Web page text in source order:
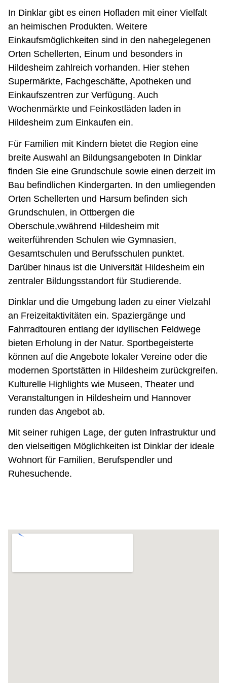
In Dinklar gibt es einen Hofladen mit einer Vielfalt
an heimischen Produkten. Weitere
Einkaufsmöglichkeiten sind in den nahegelegenen
Orten Schellerten, Einum und besonders in
Hildesheim zahlreich vorhanden. Hier stehen
Supermärkte, Fachgeschäfte, Apotheken und
Einkaufszentren zur Verfügung. Auch
Wochenmärkte und Feinkostläden laden in
Hildesheim zum Einkaufen ein.
Für Familien mit Kindern bietet die Region eine
breite Auswahl an Bildungsangeboten In Dinklar
finden Sie eine Grundschule sowie einen derzeit im
Bau befindlichen Kindergarten. In den umliegenden
Orten Schellerten und Harsum befinden sich
Grundschulen, in Ottbergen die
Oberschule,vwährend Hildesheim mit
weiterführenden Schulen wie Gymnasien,
Gesamtschulen und Berufsschulen punktet.
Darüber hinaus ist die Universität Hildesheim ein
zentraler Bildungsstandort für Studierende.
Dinklar und die Umgebung laden zu einer Vielzahl
an Freizeitaktivitäten ein. Spaziergänge und
Fahrradtouren entlang der idyllischen Feldwege
bieten Erholung in der Natur. Sportbegeisterte
können auf die Angebote lokaler Vereine oder die
modernen Sportstätten in Hildesheim zurückgreifen.
Kulturelle Highlights wie Museen, Theater und
Veranstaltungen in Hildesheim und Hannover
runden das Angebot ab.
Mit seiner ruhigen Lage, der guten Infrastruktur und
den vielseitigen Möglichkeiten ist Dinklar der ideale
Wohnort für Familien, Berufspendler und
Ruhesuchende.